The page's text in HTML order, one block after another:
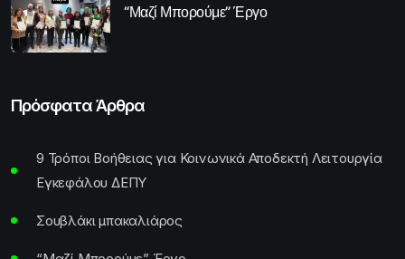
“Μαζί Μπορούμε” Έργο
Πρόσφατα Άρθρα
9 Τρόποι Βοήθειας για Κοινωνικά Αποδεκτή Λειτουργία
Εγκεφάλου ΔΕΠΥ
Σουβλάκι μπακαλιάρος